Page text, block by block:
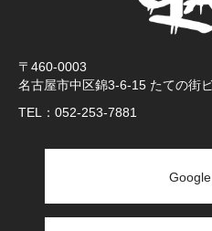
〒460-0003
名古屋市中区錦3-6-15 たての街
TEL： 052-253-7881